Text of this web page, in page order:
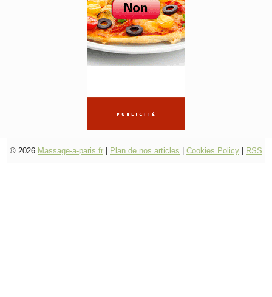
© 2026 Massage-a-paris.fr Plan de nos articles Cookies Policy RSS